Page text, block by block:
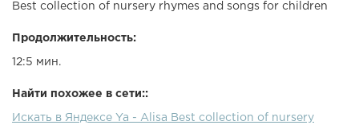
instagram Alisa - Subscribe YA - Alisa Subscribe Я - Алиса
Best collection of nursery rhymes and songs for children
Продолжительность:
12:5 мин.
Найти похожее в сети::
Искать в Яндексе Ya - Alisa Best collection of nursery